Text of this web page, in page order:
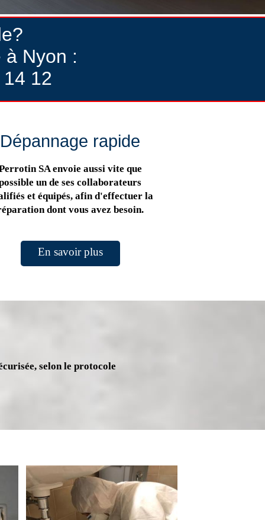
Nyon :
12
Dépannage rapide
SA envoie aussi vite que
un de ses collaborateurs
et équipés, afin d'effectuer la
dont vous avez besoin.
En savoir plus
selon le protocole